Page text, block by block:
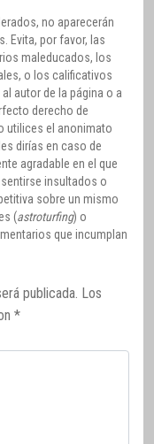
no aparecerán
Evita, por favor, las
maleducados, los
o los calificativos
autor de la página o a
derecho de
utilices el anonimato
dirías en caso de
agradable en el que
insultados o
sobre un mismo
(astroturfing) o
que incumplan
publicada. Los
*